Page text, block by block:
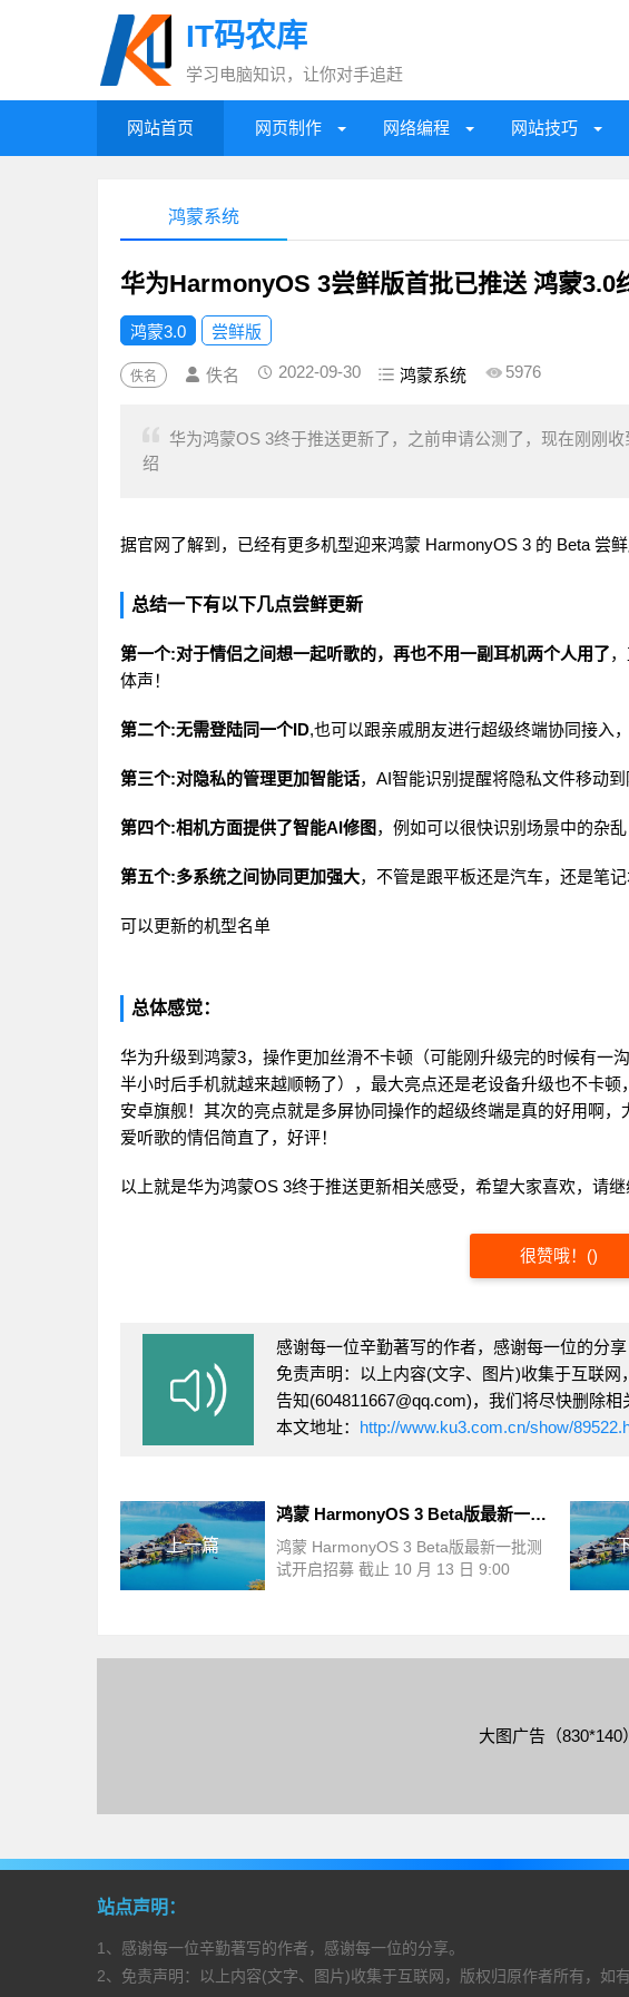
IT码农库
学习电脑知识，让你对手追赶
网站首页 网页制作 网络编程 网站技巧
鸿蒙系统
华为HarmonyOS 3尝鲜版首批已推送 鸿蒙3.0
鸿蒙3.0 尝鲜版
佚名 佚名 2022-09-30 鸿蒙系统 5976
华为鸿蒙OS 3终于推送更新了，之前申请公测了，现在刚刚
绍
据官网了解到，已经有更多机型迎来鸿蒙 HarmonyOS 3 的 Beta 尝
总结一下有以下几点尝鲜更新
第一个:对于情侣之间想一起听歌的，再也不用一副耳机两个人用了
体声！
第二个:无需登陆同一个ID,也可以跟亲戚朋友进行超级终端协同接入
第三个:对隐私的管理更加智能话，AI智能识别提醒将隐私文件移动
第四个:相机方面提供了智能AI修图 ，例如可以很快识别场景中的杂乱
第五个:多系统之间协同更加强大，不管是跟平板还是汽车，还是笔
可以更新的机型名单
总体感觉：
华为升级到鸿蒙3，操作更加丝滑不卡顿（可能刚升级完的时候有一
半小时后手机就越来越顺畅了），最大亮点还是老设备升级也不卡
安卓旗舰！其次的亮点就是多屏协同操作的超级终端是真的好用啊
爱听歌的情侣简直了，好评！
以上就是华为鸿蒙OS 3终于推送更新相关感受，希望大家喜欢，请继
很赞哦！ ()
感谢每一位辛勤著写的作者，感谢每一位的分享
免责声明：以上内容(文字、图片)收集于互联
告知(604811667@qq.com)，我们将尽快删除相
本文地址： http://www.ku3.com.cn/show/
上一篇
鸿蒙 HarmonyOS 3 Beta版最新一批测试开启招募 截止 10 月 13 日 9:00
鸿蒙 HarmonyOS 3 Beta版最新一批测
试开启招募 截止 10 月 13 日 9:00
大图广告（830*140）
站点声明：
1、感谢每一位辛勤著写的作者，感谢每一位的分享。
2、免责声明：以上内容(文字、图片)收集于互联网，版权归原作者所有，如